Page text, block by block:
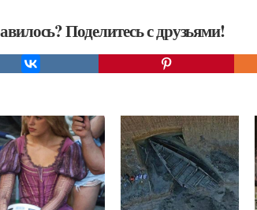
Поделитесь с друзьями!